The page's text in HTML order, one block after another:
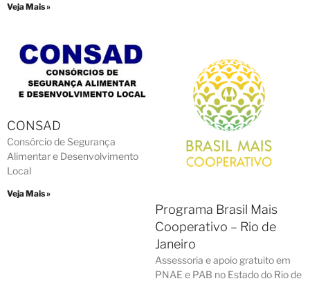
Veja Mais »
CONSAD
Consórcio de Segurança
Alimentar e Desenvolvimento
Local
Veja Mais »
Programa Brasil Mais
Cooperativo – Rio de
Janeiro
Assessoria e apoio gratuito em
PNAE e PAB no Estado do Rio de